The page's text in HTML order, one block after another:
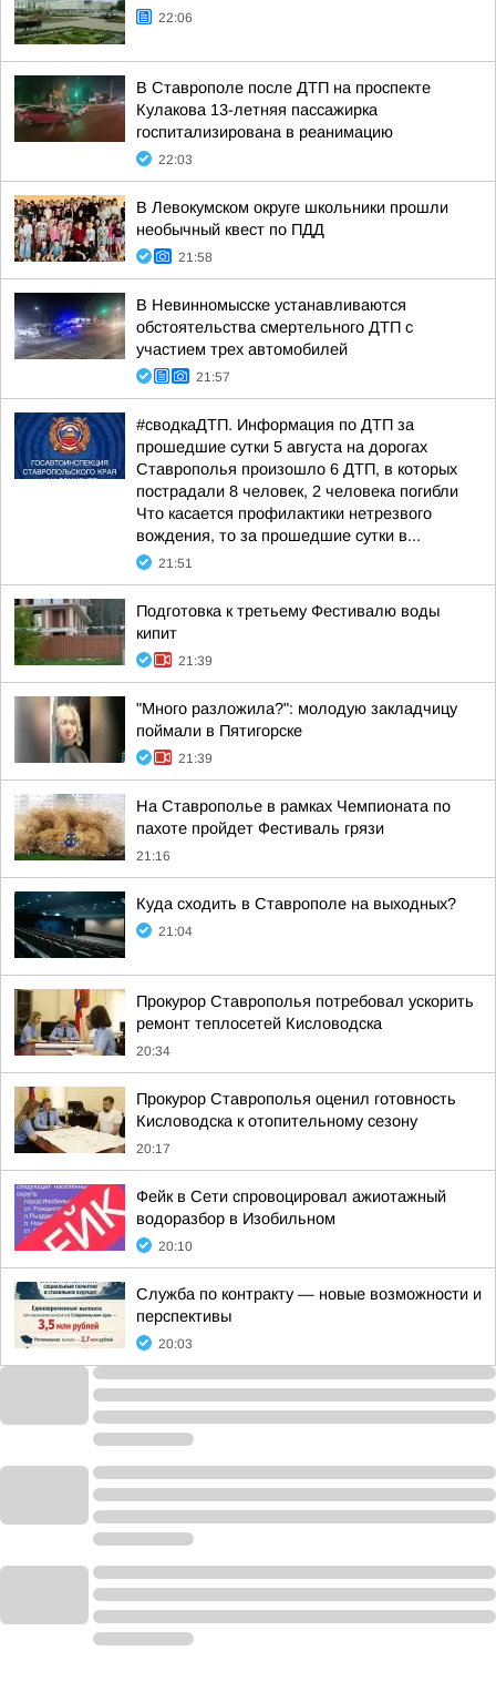
22:06
В Ставрополе после ДТП на проспекте
Кулакова 13-летняя пассажирка
госпитализирована в реанимацию
22:03
В Левокумском округе школьники прошли
необычный квест по ПДД
21:58
В Невинномысске устанавливаются
обстоятельства смертельного ДТП с
участием трех автомобилей
21:57
#сводкаДТП. Информация по ДТП за
прошедшие сутки 5 августа на дорогах
Ставрополья произошло 6 ДТП, в которых
пострадали 8 человек, 2 человека погибли
Что касается профилактики нетрезвого
вождения, то за прошедшие сутки в...
21:51
Подготовка к третьему Фестивалю воды
кипит
21:39
"Много разложила?": молодую закладчицу
поймали в Пятигорске
21:39
На Ставрополье в рамках Чемпионата по
пахоте пройдет Фестиваль грязи
21:16
Куда сходить в Ставрополе на выходных?
21:04
Прокурор Ставрополья потребовал ускорить
ремонт теплосетей Кисловодска
20:34
Прокурор Ставрополья оценил готовность
Кисловодска к отопительному сезону
20:17
Фейк в Сети спровоцировал ажиотажный
водоразбор в Изобильном
20:10
Служба по контракту — новые возможности и
перспективы
20:03